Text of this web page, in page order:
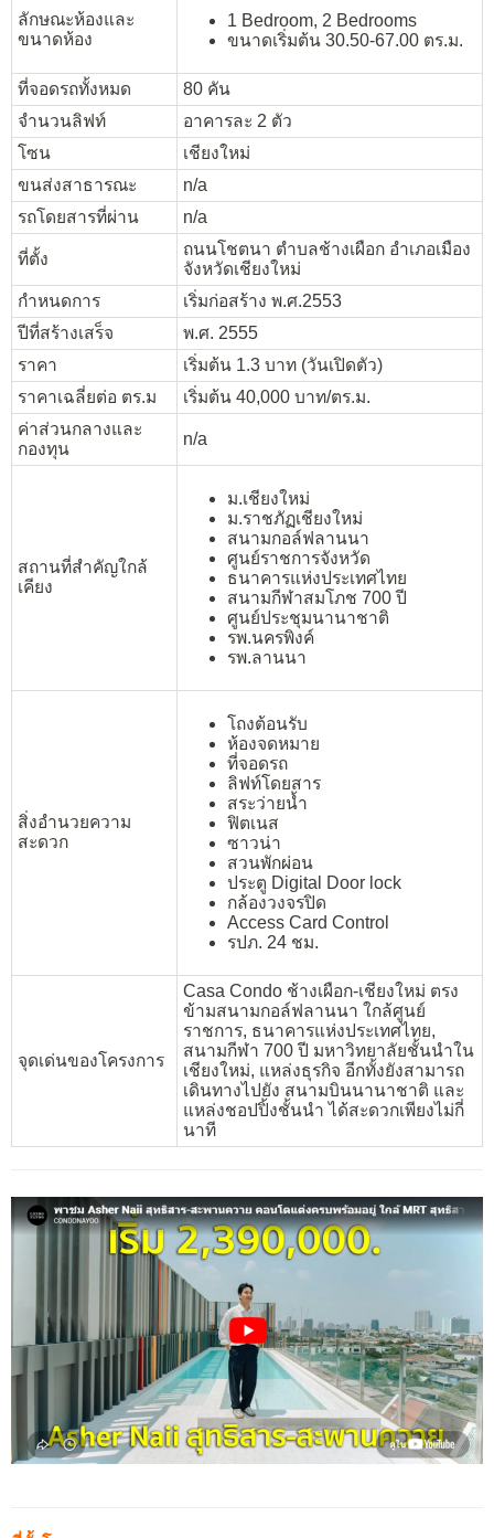
ลักษณะห้องและ
ขนาดห้อง
1 Bedroom, 2 Bedrooms
ขนาดเริ่มต้น 30.50-67.00 ตร.ม.
ที่จอดรถทั้งหมด
80 คัน
จำนวนลิฟท์
อาคารละ 2 ตัว
โซน
เชียงใหม่
ขนส่งสาธารณะ
n/a
รถโดยสารที่ผ่าน
n/a
ที่ตั้ง
ถนนโชตนา ตำบลช้างเผือก อำเภอเมือง
จังหวัดเชียงใหม่
กำหนดการ
เริ่มก่อสร้าง พ.ศ.2553
ปีที่สร้างเสร็จ
พ.ศ. 2555
ราคา
เริ่มต้น 1.3 บาท (วันเปิดตัว)
ราคาเฉลี่ยต่อ ตร.ม
เริ่มต้น 40,000 บาท/ตร.ม.
ค่าส่วนกลางและ
กองทุน
n/a
สถานที่สำคัญใกล้
เคียง
ม.เชียงใหม่
ม.ราชภัฏเชียงใหม่
สนามกอล์ฟลานนา
ศูนย์ราชการจังหวัด
ธนาคารแห่งประเทศไทย
สนามกีฬาสมโภช 700 ปี
ศูนย์ประชุมนานาชาติ
รพ.นครพิงค์
รพ.ลานนา
สิ่งอำนวยความ
สะดวก
โถงต้อนรับ
ห้องจดหมาย
ที่จอดรถ
ลิฟท์โดยสาร
สระว่ายน้ำ
ฟิตเนส
ซาวน่า
สวนพักผ่อน
ประตู Digital Door lock
กล้องวงจรปิด
Access Card Control
รปภ. 24 ชม.
จุดเด่นของโครงการ
Casa Condo ช้างเผือก-เชียงใหม่ ตรง
ข้ามสนามกอล์ฟลานนา ใกล้ศูนย์
ราชการ, ธนาคารแห่งประเทศไทย,
สนามกีฬา 700 ปี มหาวิทยาลัยชั้นนำใน
เชียงใหม่, แหล่งธุรกิจ อีกทั้งยังสามารถ
เดินทางไปยัง สนามบินนานาชาติ และ
แหล่งชอปปิ้งชั้นนำ ได้สะดวกเพียงไม่กี่
นาที